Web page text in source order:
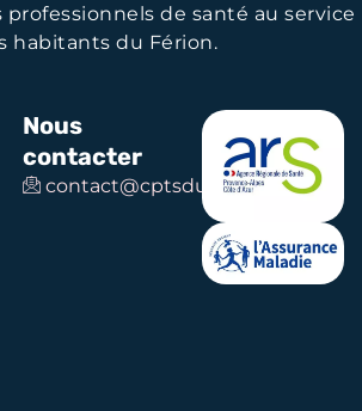
professionnels de santé au service
habitants du Férion.
Nous
contacter
contact@cptsduferion.com